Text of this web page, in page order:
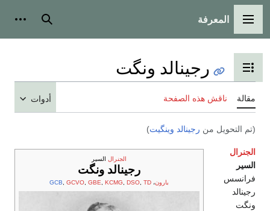
القائمة الرئيسية
المعرفة بحث
تبديل عرض جدول المحتويات
رجينالد ونگت
مقالة ناقش هذه الصفحة أدوات
(تم التحويل من رجينالد وينگيت)
الجنرال السير
رجينالد ونگت
بارون، GCB, GCVO, GBE, KCMG, DSO, TD
الجنرال
السير
فرانسس
رجينالد
ونگت